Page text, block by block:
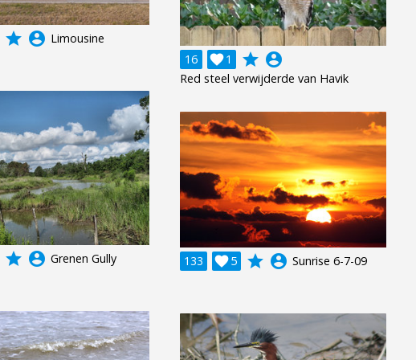
grade account_circle Limousine
16 1
 grade account_circle
Red steel verwijderde van Havik
grade account_circle Grenen Gully 133 5
 grade account_circle Sunrise 6-7-09